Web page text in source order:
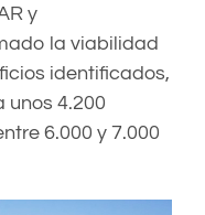
y
la viabilidad
identificados,
4.200
6.000 y 7.000